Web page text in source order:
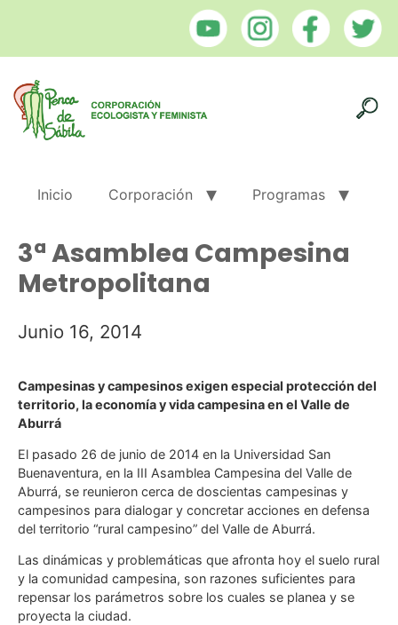
Inicio Corporación Programas
3ª Asamblea Campesina
Metropolitana
Junio 16, 2014
Campesinas y campesinos exigen especial protección del
territorio, la economía y vida campesina en el Valle de
Aburrá
El pasado 26 de junio de 2014 en la Universidad San
Buenaventura, en la III Asamblea Campesina del Valle de
Aburrá, se reunieron cerca de doscientas campesinas y
campesinos para dialogar y concretar acciones en defensa
del territorio “rural campesino” del Valle de Aburrá.
Las dinámicas y problemáticas que afronta hoy el suelo rural
y la comunidad campesina, son razones suficientes para
repensar los parámetros sobre los cuales se planea y se
proyecta la ciudad.